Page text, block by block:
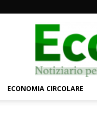
ECONOMIA CIRCOLARE